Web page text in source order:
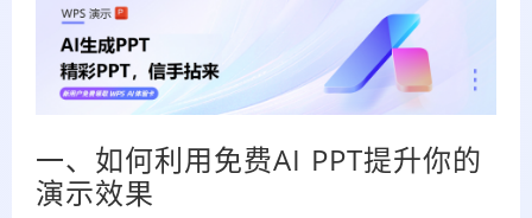
一、如何利用免费AI PPT提升你的
演示效果